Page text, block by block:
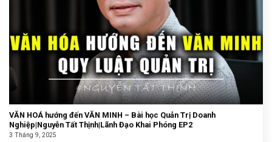
VĂN HOÁ hướng đến VĂN MINH – Bài học Quản Trị Doanh
Nghiệp|Nguyễn Tất Thịnh|Lãnh Đạo Khai Phóng EP2
3 Tháng 9, 2025